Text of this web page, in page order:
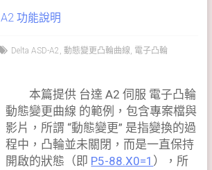
A2 功能說明
Delta ASD-A2 , 動態變更凸輪曲線, 電子凸輪
本篇提供 台達 A2 伺服 電子凸輪
動態變更曲線 的範例，包含專案檔與
影片，所謂 “動態變更” 是指變換的過
程中，凸輪並未關閉，而是一直保持
開啟的狀態（即 P5-88.X0=1 ），所